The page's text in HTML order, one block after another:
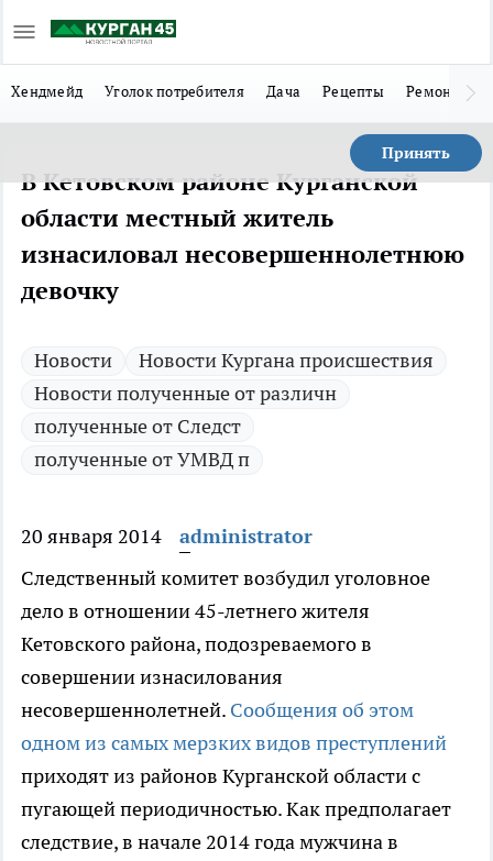
Хендмейд Уголок потребителя Дача Рецепты Ремонт
Принять
В Кетовском районе Курганской
области местный житель
изнасиловал несовершеннолетнюю
девочку
Новости
Новости Кургана происшествия
Новости полученные от различн
полученные от Следст
полученные от УМВД п
20 января 2014
administrator
Следственный комитет возбудил уголовное
дело в отношении 45-летнего жителя
Кетовского района, подозреваемого в
совершении изнасилования
несовершеннолетней. Сообщения об этом
одном из самых мерзких видов преступлений
приходят из районов Курганской области с
пугающей периодичностью. Как предполагает
следствие, в начале 2014 года мужчина в